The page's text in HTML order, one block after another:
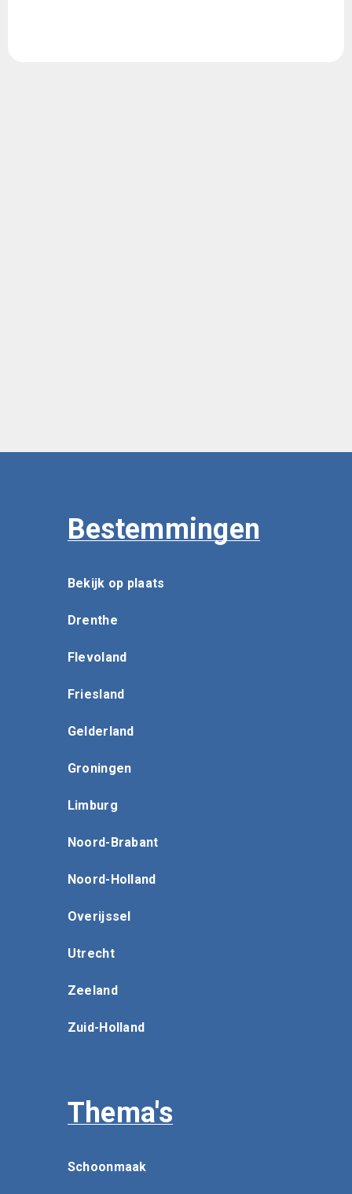
Bestemmingen
Bekijk op plaats
Drenthe
Flevoland
Friesland
Gelderland
Groningen
Limburg
Noord-Brabant
Noord-Holland
Overijssel
Utrecht
Zeeland
Zuid-Holland
Thema's
Schoonmaak